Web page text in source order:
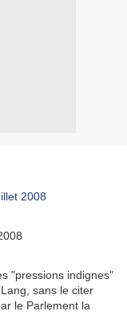
"pressions indignes"
sans le citer
le Parlement la